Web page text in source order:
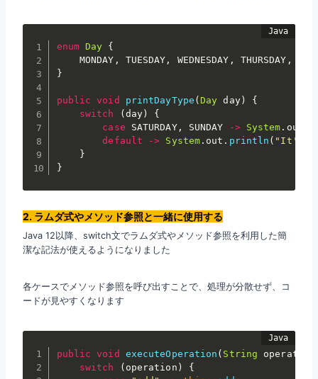
enum Day {
    MONDAY
, TUESDAY , WEDNESDAY , THURSDAY ,
}
public void printDayType (Day day)
{
switch
( day )
{
case SATURDAY, SUNDAY -> System . out
default
-> System . out . println ( "It's a
}
}
2. ラムダ式やメソッド参照と一緒に使用する
Java 12以降、switch文でラムダ式やメソッド参照を利用した簡
潔な記法が使えるようになりました
各ケースでメソッド参照を呼び出すことで、処理が分散せず、コ
ードが見やすくなります
public void executeOperation ( String operation
switch
( operation )
{